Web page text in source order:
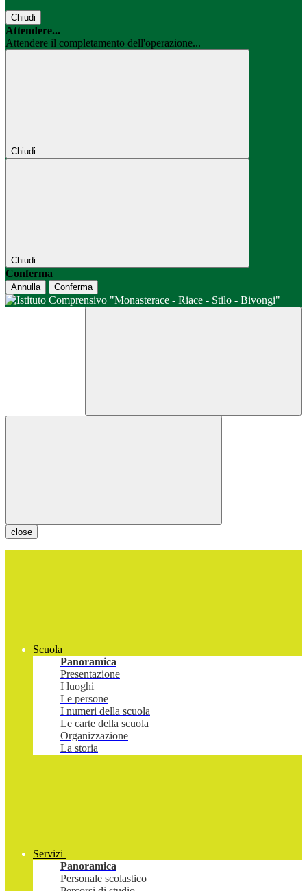
Chiudi
Attendere...
Attendere il completamento dell'operazione...
Chiudi
Chiudi
Conferma
Annulla Conferma
close
Scuola
Panoramica
Presentazione
I luoghi
Le persone
I numeri della scuola
Le carte della scuola
Organizzazione
La storia
Servizi
Panoramica
Personale scolastico